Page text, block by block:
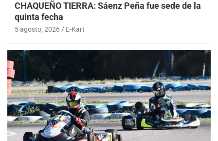
CHAQUEÑO TIERRA: Sáenz Peña fue sede de la
quinta fecha
5 agosto, 2026 E-Kart